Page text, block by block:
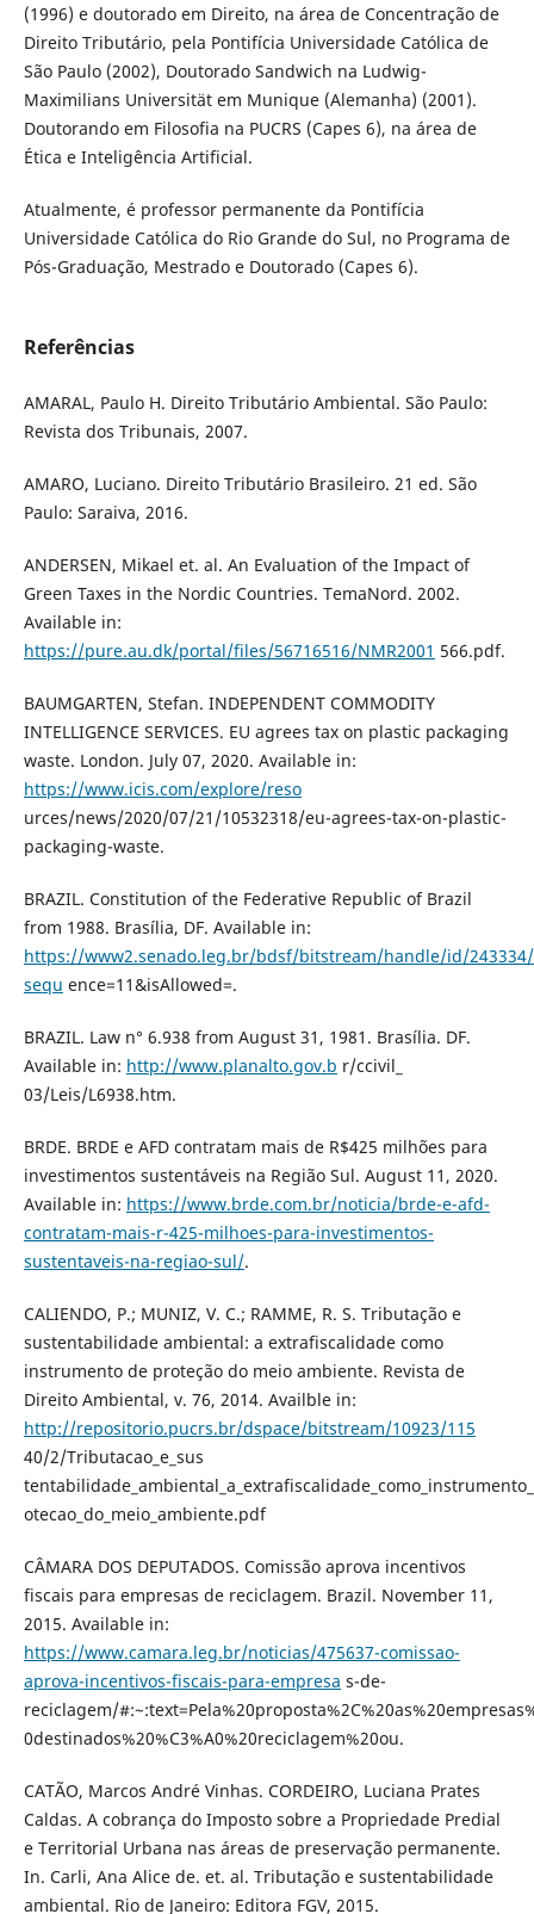
(1996) e doutorado em Direito, na área de Concentração de
Direito Tributário, pela Pontifícia Universidade Católica de
São Paulo (2002), Doutorado Sandwich na Ludwig-
Maximilians Universität em Munique (Alemanha) (2001).
Doutorando em Filosofia na PUCRS (Capes 6), na área de
Ética e Inteligência Artificial.
Atualmente, é professor permanente da Pontifícia
Universidade Católica do Rio Grande do Sul, no Programa de
Pós-Graduação, Mestrado e Doutorado (Capes 6).
Referências
AMARAL, Paulo H. Direito Tributário Ambiental. São Paulo:
Revista dos Tribunais, 2007.
AMARO, Luciano. Direito Tributário Brasileiro. 21 ed. São
Paulo: Saraiva, 2016.
ANDERSEN, Mikael et. al. An Evaluation of the Impact of
Green Taxes in the Nordic Countries. TemaNord. 2002.
Available in:
https://pure.au.dk/portal/files/56716516/NMR2001 566.pdf.
BAUMGARTEN, Stefan. INDEPENDENT COMMODITY
INTELLIGENCE SERVICES. EU agrees tax on plastic packaging
waste. London. July 07, 2020. Available in:
https://www.icis.com/explore/reso
urces/news/2020/07/21/10532318/eu-agrees-tax-on-plastic-
packaging-waste.
BRAZIL. Constitution of the Federative Republic of Brazil
from 1988. Brasília, DF. Available in:
https://www2.senado.leg.br/bdsf/bitstream/handle/id/243334/
sequ ence=11&isAllowed=.
BRAZIL. Law n° 6.938 from August 31, 1981. Brasília. DF.
Available in: http://www.planalto.gov.b r/ccivil_
03/Leis/L6938.htm.
BRDE. BRDE e AFD contratam mais de R$425 milhões para
investimentos sustentáveis na Região Sul. August 11, 2020.
Available in: https://www.brde.com.br/noticia/brde-e-afd-
contratam-mais-r-425-milhoes-para-investimentos-
sustentaveis-na-regiao-sul/.
CALIENDO, P.; MUNIZ, V. C.; RAMME, R. S. Tributação e
sustentabilidade ambiental: a extrafiscalidade como
instrumento de proteção do meio ambiente. Revista de
Direito Ambiental, v. 76, 2014. Availble in:
http://repositorio.pucrs.br/dspace/bitstream/10923/115
40/2/Tributacao_e_sus
otecao_do_meio_ambiente.pdf
CÂMARA DOS DEPUTADOS. Comissão aprova incentivos
fiscais para empresas de reciclagem. Brazil. November 11,
2015. Available in:
https://www.camara.leg.br/noticias/475637-comissao-
aprova-incentivos-fiscais-para-empresa s-de-
reciclagem/
0destinados%20%C3%A0%20reciclagem%20ou.
CATÃO, Marcos André Vinhas. CORDEIRO, Luciana Prates
Caldas. A cobrança do Imposto sobre a Propriedade Predial
e Territorial Urbana nas áreas de preservação permanente.
In. Carli, Ana Alice de. et. al. Tributação e sustentabilidade
ambiental. Rio de Janeiro: Editora FGV, 2015.